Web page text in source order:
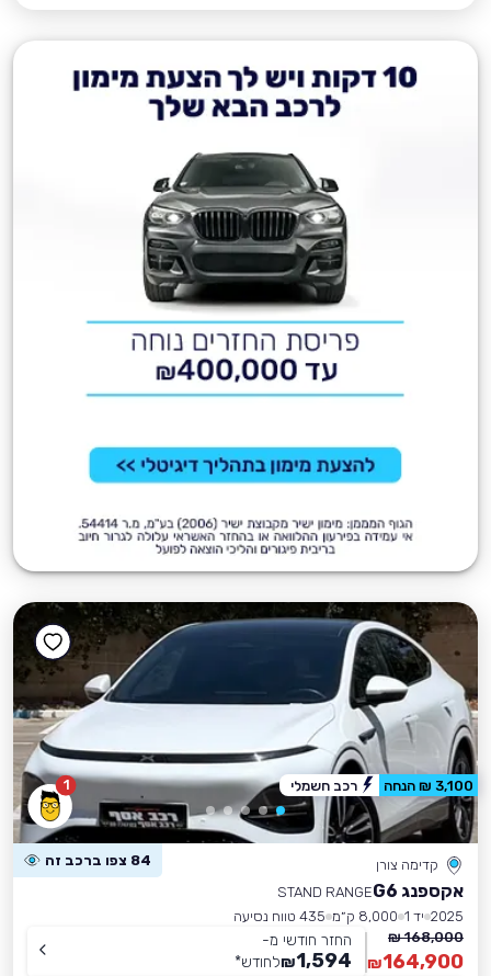
1
קדימה צורן 84 צפו ברכב זה
אקספנג G6
STAND RANGE
2025 יד 1 8,000 ק״מ
435 טווח נסיעה
168,000 ₪
164,900
₪
החזר חודשי מ-
1,594
₪לחודש*
3,100 ₪ הנחה רכב חשמלי